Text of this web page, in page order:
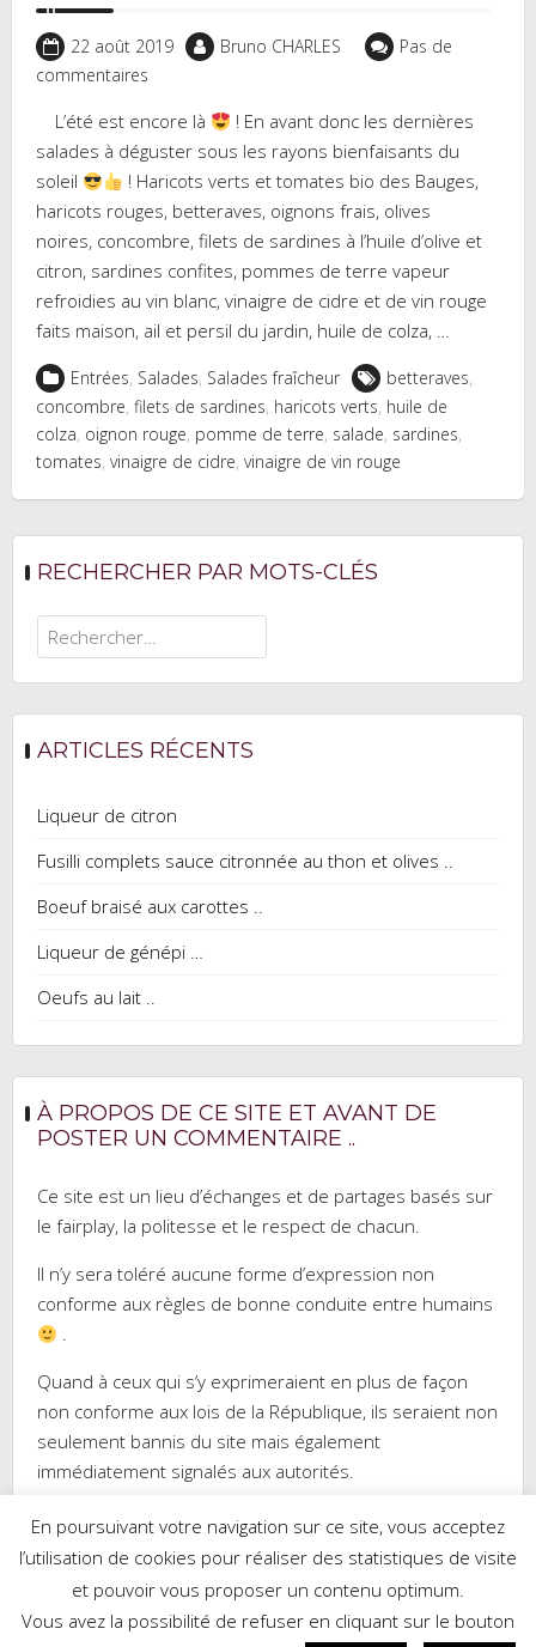
22 août 2019 Bruno CHARLES
Pas de
commentaires
L’été est encore là
! En avant donc les dernières
salades à déguster sous les rayons bienfaisants du
soleil
! Haricots verts et tomates bio des Bauges,
haricots rouges, betteraves, oignons frais, olives
noires, concombre, filets de sardines à l’huile d’olive et
citron, sardines confites, pommes de terre vapeur
refroidies au vin blanc, vinaigre de cidre et de vin rouge
faits maison, ail et persil du jardin, huile de colza, …
Entrées, Salades, Salades fraîcheur betteraves,
concombre, filets de sardines, haricots verts, huile de
colza, oignon rouge, pomme de terre, salade, sardines,
tomates, vinaigre de cidre, vinaigre de vin rouge
RECHERCHER PAR MOTS-CLÉS
Rechercher :
ARTICLES RÉCENTS
Liqueur de citron
Fusilli complets sauce citronnée au thon et olives ..
Boeuf braisé aux carottes ..
Liqueur de génépi …
Oeufs au lait ..
À PROPOS DE CE SITE ET AVANT DE
POSTER UN COMMENTAIRE ..
Ce site est un lieu d’échanges et de partages basés sur
le fairplay, la politesse et le respect de chacun.
Il n’y sera toléré aucune forme d’expression non
conforme aux règles de bonne conduite entre humains
.
Quand à ceux qui s’y exprimeraient en plus de façon
non conforme aux lois de la République, ils seraient non
seulement bannis du site mais également
immédiatement signalés aux autorités.
Réalisé par WordPress|Thème :Trustedpar UXL Themes
En poursuivant votre navigation sur ce site, vous acceptez
l’utilisation de cookies pour réaliser des statistiques de visite
et pouvoir vous proposer un contenu optimum.
Vous avez la possibilité de refuser en cliquant sur le bouton